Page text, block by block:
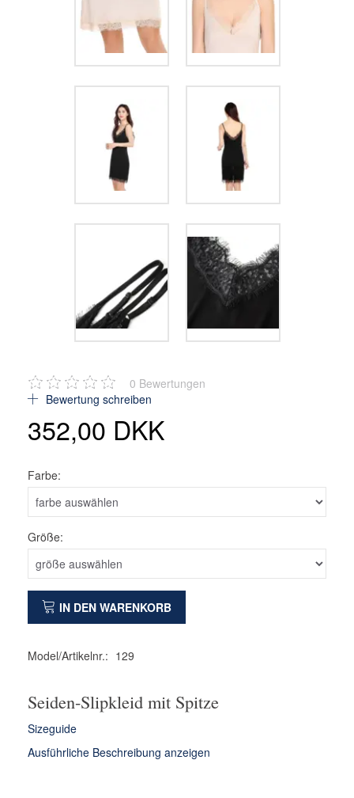
0 Bewertungen
Bewertung schreiben
352,00 DKK
Farbe:
Größe:
IN DEN WARENKORB
Model/Artikelnr.: 129
Seiden-Slipkleid mit Spitze
Sizeguide
Ausführliche Beschreibung anzeigen